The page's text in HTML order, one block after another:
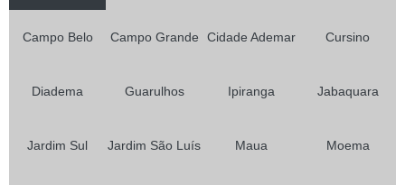
Campo Belo Campo Grande Cidade Ademar Cursino
Diadema Guarulhos Ipiranga Jabaquara
Jardim Sul Jardim São Luís Maua Moema